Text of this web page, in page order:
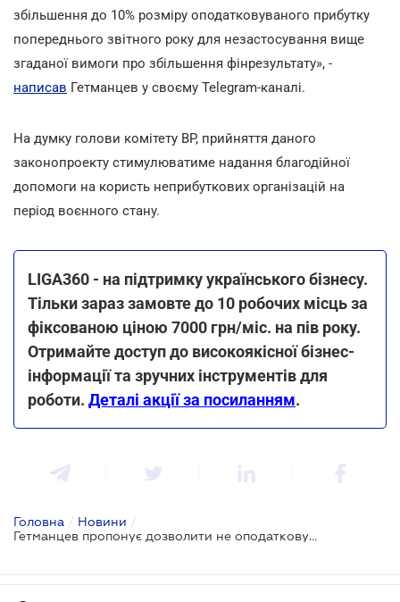
збільшення до 10% розміру оподатковуваного прибутку
попереднього звітного року для незастосування вище
згаданої вимоги про збільшення фінрезультату», -
написав Гетманцев у своєму Telegram-каналі.
На думку голови комітету ВР, прийняття даного
законопроекту стимулюватиме надання благодійної
допомоги на користь неприбуткових організацій на
період воєнного стану.
LIGA360 - на підтримку українського бізнесу.
Тільки зараз замовте до 10 робочих місць за
фіксованою ціною 7000 грн/міс. на пів року.
Отримайте доступ до високоякісної бізнес-
інформації та зручних інструментів для
роботи. Деталі акції за посиланням.
Головна / Новини /
Гетманцев пропонує дозволити не оподатковувати до 10% прибутку у разі спрямування їх на благодійність